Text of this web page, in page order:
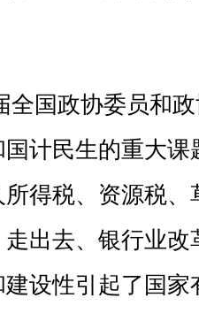
全国政协委员和
计民生的重大
得税、资源税
出去、银行业改
设性引起了国